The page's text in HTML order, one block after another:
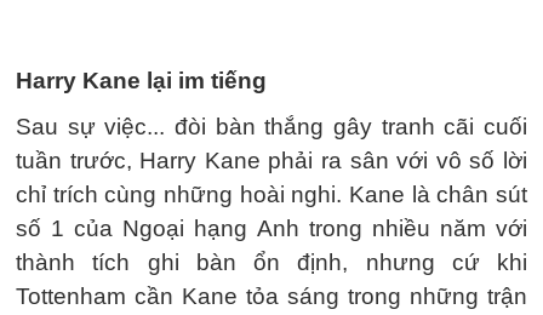
Harry Kane lại im tiếng
Sau sự việc... đòi bàn thắng gây tranh cãi cuối
tuần trước, Harry Kane phải ra sân với vô số lời
chỉ trích cùng những hoài nghi. Kane là chân sút
số 1 của Ngoại hạng Anh trong nhiều năm với
thành tích ghi bàn ổn định, nhưng cứ khi
Tottenham cần Kane tỏa sáng trong những trận